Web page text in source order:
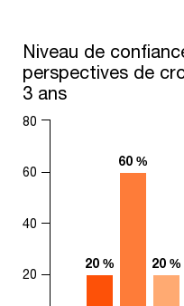
Niveau de confiance
Bar chart with 3 data
The chart has 1 X axis
Niveau de
perspectives de
3 ans
20 %
20 %
60 %
60 %
20 %
20 %
20
40
60
80